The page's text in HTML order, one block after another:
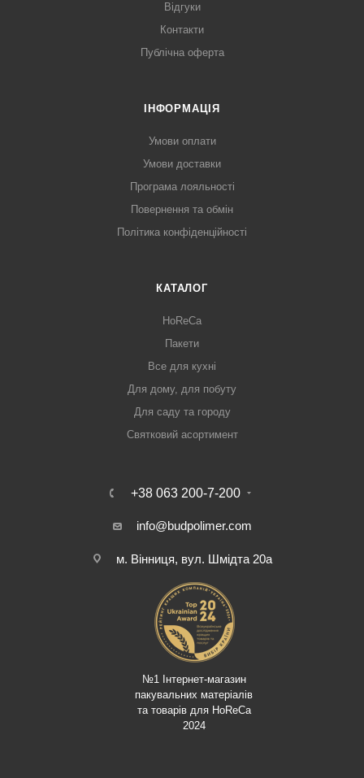
Відгуки
Контакти
Публічна оферта
ІНФОРМАЦІЯ
Умови оплати
Умови доставки
Програма лояльності
Повернення та обмін
Політика конфіденційності
КАТАЛОГ
HoReCa
Пакети
Все для кухні
Для дому, для побуту
Для саду та городу
Святковий асортимент
+38 063 200-7-200
info@budpolimer.com
м. Вінниця, вул. Шмідта 20а
№1 Інтернет-магазин
пакувальних матеріалів
та товарів для HoReCa
2024